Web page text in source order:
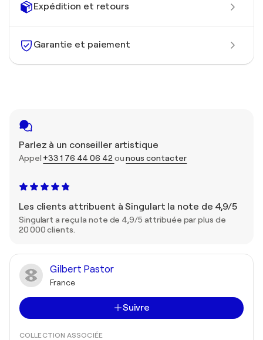
Expédition et retours
Garantie et paiement
Parlez à un conseiller artistique
Appel +33 1 76 44 06 42 ounous contacter
Les clients attribuent à Singulart la note de 4,9/5
Singulart a reçu la note de 4,9/5 attribuée par plus de
20 000 clients.
Gilbert Pastor
France
Suivre
COLLECTION ASSOCIÉE